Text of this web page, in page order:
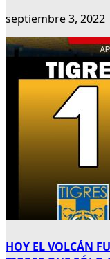
septiembre 3, 2022
HOY EL VOLCÁN